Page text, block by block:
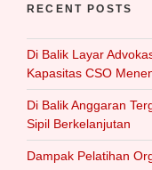
RECENT POSTS
Di Balik Layar
Kapasitas CSO
Di Balik Anggaran
Sipil Berkelanjutan
Dampak Pelatihan